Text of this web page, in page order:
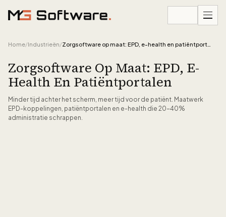
Home/Industrieën/
Zorgsoftware Op Maat: EPD, E-
Health En Patiëntportalen
Minder tijd achter het scherm, meer tijd voor de patiënt. Maatwerk
EPD-koppelingen, patiëntportalen en e-health die 20-40%
administratie schrappen.